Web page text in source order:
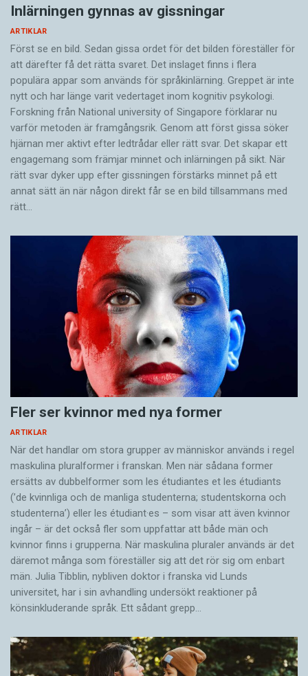
Inlärningen gynnas av gissningar
ARTIKLAR
Först se en bild. Sedan gissa ordet för det bilden föreställer för
att därefter få det rätta svaret. Det inslaget finns i flera
populära appar som används för språkinlärning. Greppet är inte
nytt och har länge varit vedertaget inom kognitiv psykologi.
Forskning från National university of Singa­pore förklarar nu
varför metoden är framgångsrik. Genom att först gissa ­söker
hjärnan mer aktivt ­efter ledtrådar eller rätt svar. Det skapar ett
engagemang som främjar minnet och inlärningen på sikt. När
rätt svar dyker upp efter gissningen förstärks minnet på ett
annat sätt än när någon direkt får se en bild tillsammans med
rätt…
Fler ser kvinnor med nya former
ARTIKLAR
När det handlar om stora grupper av människor används i regel
maskulina pluralformer i franskan. Men när sådana ­former
ersätts av dubbel­former som les étudiantes et les étudiants
(’de kvinnliga och de manliga studenterna; studentskorna och
studenterna’) eller les étudiant·es – som visar att även kvinnor
ingår – är det också fler som uppfattar att både män och
kvinnor finns i grupperna. När maskulina pluraler används är det
där­emot många som föreställer sig att det rör sig om enbart
män. Julia Tibblin, nybliven doktor i franska vid Lunds
universitet, har i sin avhandling undersökt reaktioner på
könsinkluderande språk. Ett sådant grepp…